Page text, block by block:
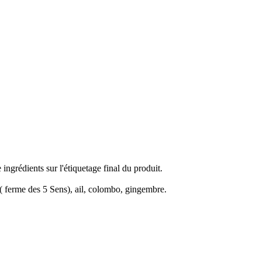
sur l'étiquetage final du produit.
des 5 Sens), ail, colombo, gingembre.